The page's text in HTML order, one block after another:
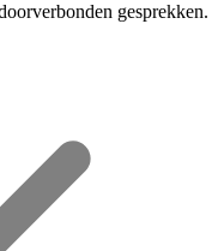
gesprekken.